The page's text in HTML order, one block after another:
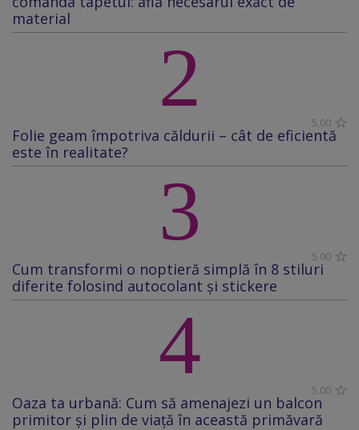
material
2 5.00
Folie geam împotriva căldurii – cât de eficientă
este în realitate?
3 5.00
Cum transformi o noptieră simplă în 8 stiluri
diferite folosind autocolant și stickere
4 5.00
Oaza ta urbană: Cum să amenajezi un balcon
primitor și plin de viață în această primăvară